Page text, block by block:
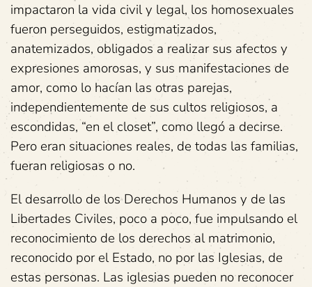
impactaron la vida civil y legal, los homosexuales
fueron perseguidos, estigmatizados,
anatemizados, obligados a realizar sus afectos y
expresiones amorosas, y sus manifestaciones de
amor, como lo hacían las otras parejas,
independientemente de sus cultos religiosos, a
escondidas, “en el closet”, como llegó a decirse.
Pero eran situaciones reales, de todas las familias,
fueran religiosas o no.
El desarrollo de los Derechos Humanos y de las
Libertades Civiles, poco a poco, fue impulsando el
reconocimiento de los derechos al matrimonio,
reconocido por el Estado, no por las Iglesias, de
estas personas. Las iglesias pueden no reconocer